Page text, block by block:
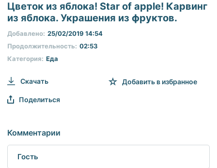
seconds
Цветок из яблока! Star of apple! Карвинг
из яблока. Украшения из фруктов.
Категория: Еда
Продолжительность: 02:53
Добавлено: 25/02/2019 14:54
Скачать Добавить в избранное
Поделиться
Комментарии